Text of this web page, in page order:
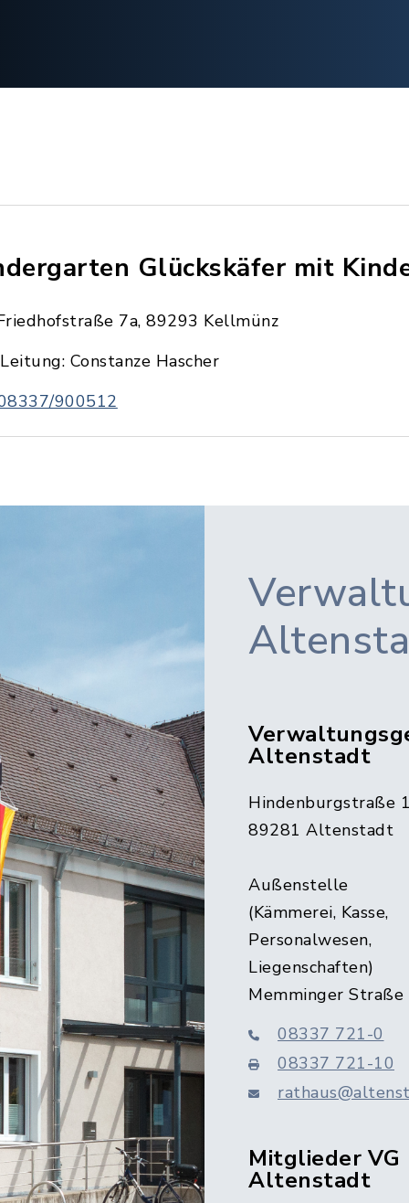
Glückskäfer mit
7a, 89293 Kellmünz
Constanze Hascher
900512
Altenstadt
Hindenburgstraße 1
89281 Altenstadt
Außenstelle
(Kämmerei, Kasse,
Personalwesen,
Liegenschaften)
Memminger Straße
08337 721-0
08337 721-10
Mitglieder VG
Altenstadt